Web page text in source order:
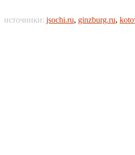
источники: jsochi.ru, ginzburg.ru,